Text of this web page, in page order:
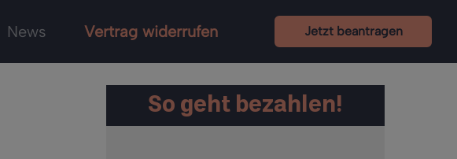
News Vertrag widerrufen Jetzt beantragen
So geht bezahlen!